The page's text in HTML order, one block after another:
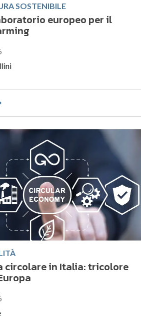
SOSTENIBILE
europeo per il
circolare in Italia: tricolore